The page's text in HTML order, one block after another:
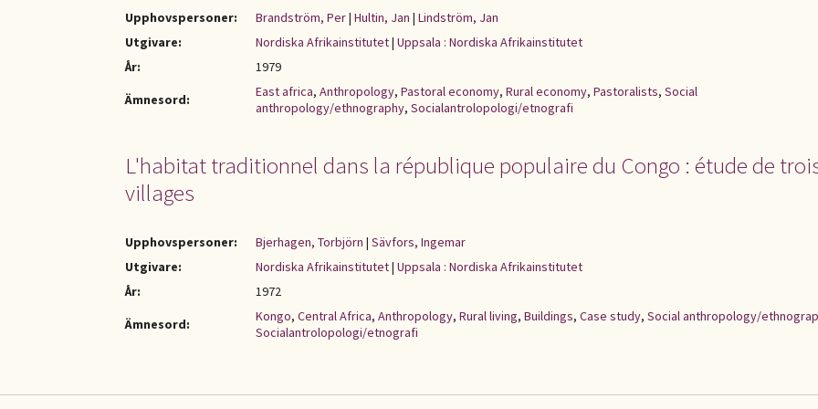
Upphovspersoner: Brandström, Per| Hultin, Jan | Lindström, Jan
Utgivare:
Nordiska Afrikainstitutet| Uppsala : Nordiska Afrikainstitutet
År:
1979
Ämnesord:
East africa, Anthropology, Pastoral economy, Rural economy, Pastoralists, Social
anthropology/ethnography, Socialantrolopologi/etnografi
L'habitat traditionnel dans la république populaire du Congo : étude de
villages
Upphovspersoner: Bjerhagen, Torbjörn | Sävfors, Ingemar
Utgivare:
Nordiska Afrikainstitutet| Uppsala : Nordiska Afrikainstitutet
År:
1972
Ämnesord:
Kongo, Central Africa, Anthropology, Rural living, Buildings, Case study, Social anthropology/
Socialantrolopologi/etnografi